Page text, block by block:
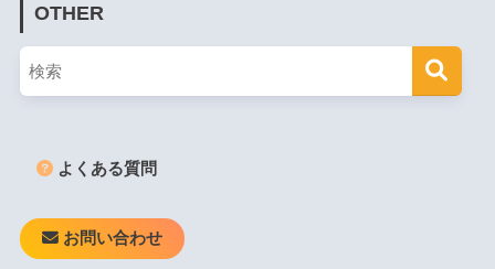
OTHER
よくある質問
お問い合わせ